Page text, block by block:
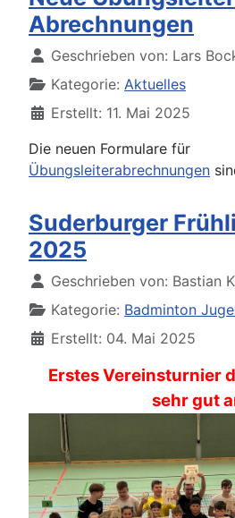
Abrechnungen
DetailsGeschrieben von: Lars
Kategorie: Aktuelles
Erstellt: 11. Mai 2025
Die neuen Formulare für
Übungsleiterabrechnungen
Suderburger
2025
DetailsGeschrieben von: Bastian
Kategorie: Badminton
Erstellt: 04. Mai 2025
Erstes Vereinsturnier
sehr gut